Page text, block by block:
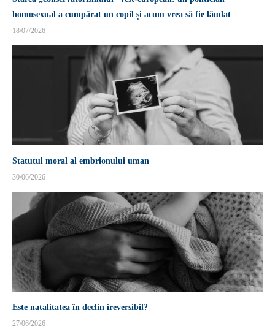
homosexual a cumpărat un copil și acum vrea să fie lăudat
18/07/2026
Statutul moral al embrionului uman
30/06/2026
Este natalitatea în declin ireversibil?
27/06/2026